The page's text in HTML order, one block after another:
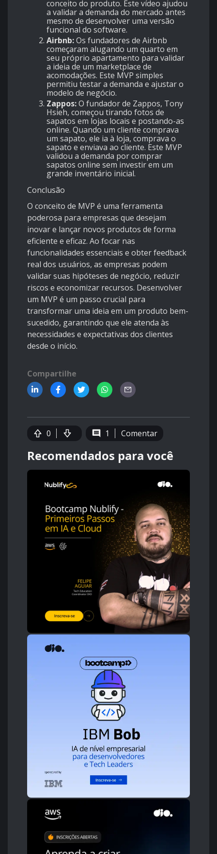
conceito do produto. Este vídeo ajudou
a validar a demanda do mercado antes
mesmo de desenvolver uma versão
funcional do software.
Airbnb:Os fundadores de Airbnb
começaram alugando um quarto em
seu próprio apartamento para validar
a ideia de um marketplace de
acomodações. Este MVP simples
permitiu testar a demanda e ajustar o
modelo de negócio.
Zappos:O fundador de Zappos, Tony
Hsieh, começou tirando fotos de
sapatos em lojas locais e postando-as
online. Quando um cliente comprava
um sapato, ele ia à loja, comprava o
sapato e enviava ao cliente. Este MVP
validou a demanda por comprar
sapatos online sem investir em um
grande inventário inicial.
Conclusão
O conceito de MVP é uma ferramenta
poderosa para empresas que desejam
inovar e lançar novos produtos de forma
eficiente e eficaz. Ao focar nas
funcionalidades essenciais e obter feedback
real dos usuários, as empresas podem
validar suas hipóteses de negócio, reduzir
riscos e economizar recursos. Desenvolver
um MVP é um passo crucial para
transformar uma ideia em um produto bem-
sucedido, garantindo que ele atenda às
necessidades e expectativas dos clientes
desde o início.
Compartilhe
0 1 Comentar
Recomendados para você